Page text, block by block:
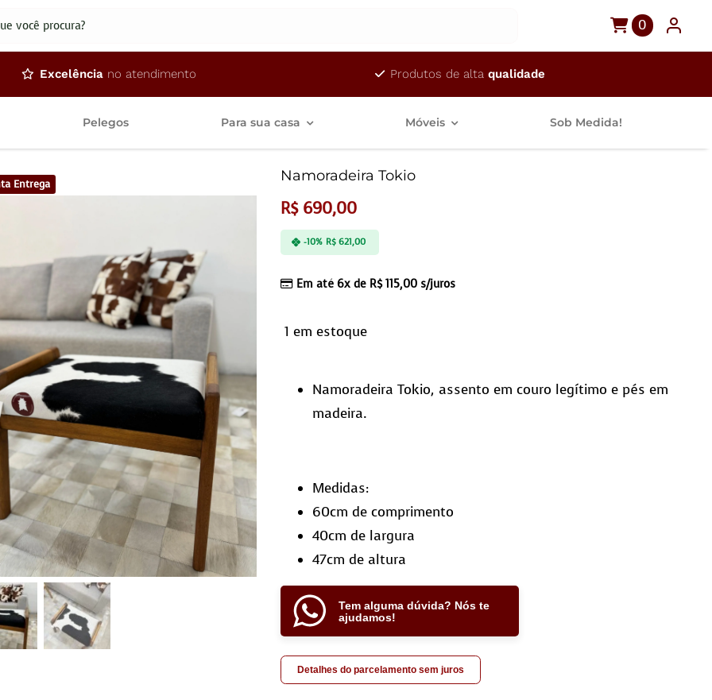
0
Excelência no atendimento Produtos de altaqualidade
Pelegos Para sua casa Móveis Sob Medida!
Entrega Namoradeira Tokio
R$690,00
Em até 6x de R$115,00 s/juros
-10% R$621,00
1 em estoque
Namoradeira Tokio, assento em couro legítimo e pés em
madeira.
Medidas:
60cm de comprimento
40cm de largura
47cm de altura
Tem alguma dúvida? Nós te
ajudamos!
Detalhes do parcelamento sem juros